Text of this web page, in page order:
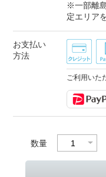
※一部離
定エリア
お支払い
方法
ご利用いた
数量